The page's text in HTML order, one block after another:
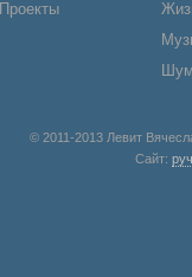
Проекты
Шум
© 2011-2013 Левит
Сайт: